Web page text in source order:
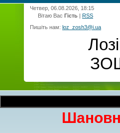
Четвер, 06.08.2026, 18:15
Вітаю Вас Гість | RSS
Пишіть нам: loz_zosh3@i.ua